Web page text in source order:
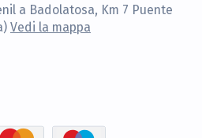
a Badolatosa, Km 7 Puente
Vedi la mappa